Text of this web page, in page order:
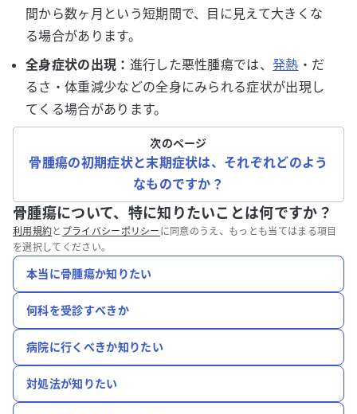
間から数ヶ月という短期間で、目に見えて大きくな
る場合があります。
全身症状の出現： 進行した悪性腫瘍では、発熱 ・だ
るさ・体重減少などの全身にみられる症状が出現し
てくる場合があります。
次のページ
骨腫瘍の初期症状と末期症状は、それぞれどのよう
なものですか？
骨腫瘍について、特に知りたいことは何ですか？
利用規約と プライバシーポリシー に同意のうえ、もっとも当てはまる項目
を選択してください。
本当に骨腫瘍か知りたい
何科を受診すべきか
病院に行くべきか知りたい
対処法が知りたい